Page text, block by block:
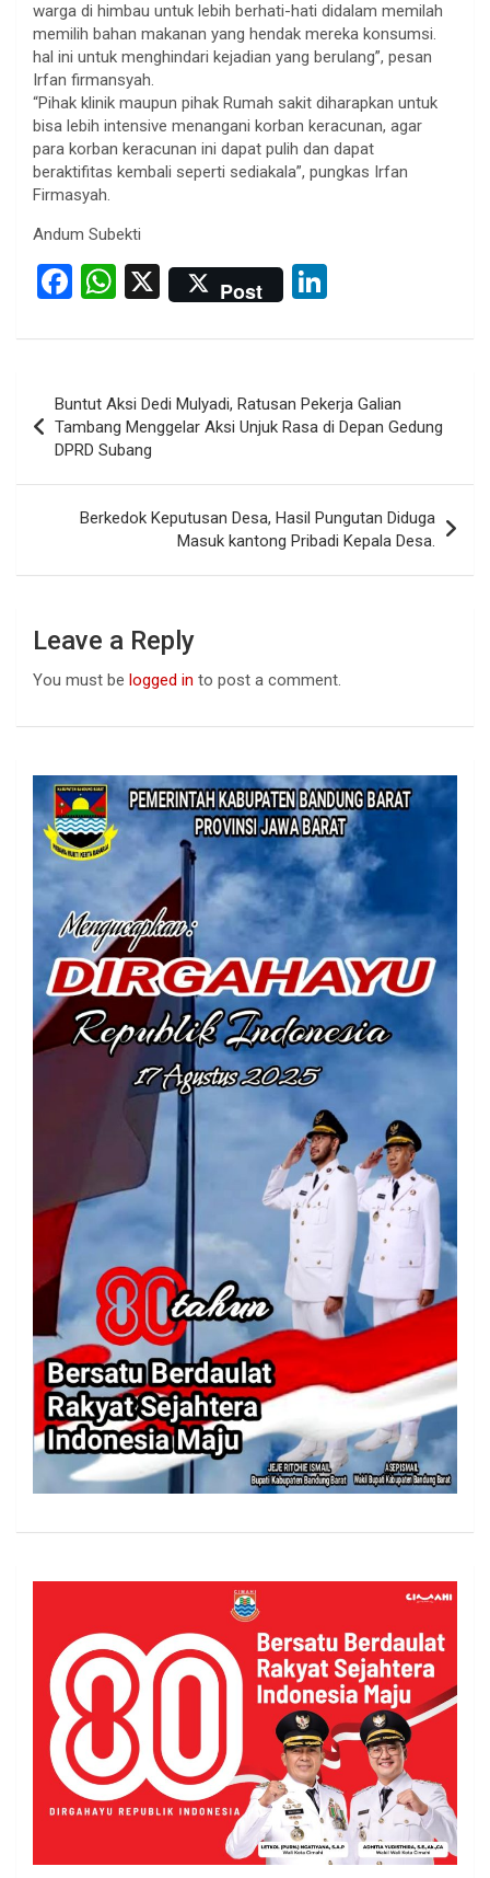
warga di himbau untuk lebih berhati-hati didalam memilah
memilih bahan makanan yang hendak mereka konsumsi.
hal ini untuk menghindari kejadian yang berulang”, pesan
Irfan firmansyah.
“Pihak klinik maupun pihak Rumah sakit diharapkan untuk
bisa lebih intensive menangani korban keracunan, agar
para korban keracunan ini dapat pulih dan dapat
beraktifitas kembali seperti sediakala”, pungkas Irfan
Firmasyah.
Andum Subekti
F
ce
o
o
k
W
at
s
A
p
p
X Post
ke
dI
n
navigation
Buntut Aksi Dedi Mulyadi, Ratusan Pekerja Galian
Tambang Menggelar Aksi Unjuk Rasa di Depan Gedung
DPRD Subang
Berkedok Keputusan Desa, Hasil Pungutan Diduga
Masuk kantong Pribadi Kepala Desa.
Leave a Reply
You must be logged in to post a comment.